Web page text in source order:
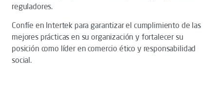
reguladores.
Confíe en Intertek para garantizar el cumplimiento de las
mejores prácticas en su organización y fortalecer su
posición como líder en comercio ético y responsabilidad
social.